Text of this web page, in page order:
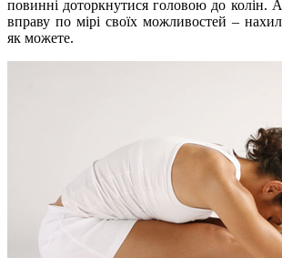
повинні доторкнутися головою до колін.
вправу по мірі своїх можливостей –
як можете.